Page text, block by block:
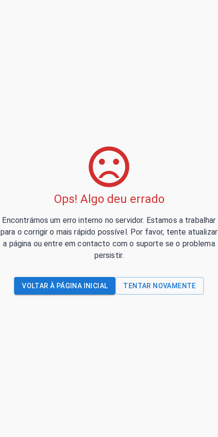
Ops! Algo deu errado
Encontrámos um erro interno no servidor. Estamos a trabalhar
para o corrigir o mais rápido possível. Por favor, tente atualizar
a página ou entre em contacto com o suporte se o problema
persistir.
VOLTAR À PÁGINA INICIAL TENTAR NOVAMENTE